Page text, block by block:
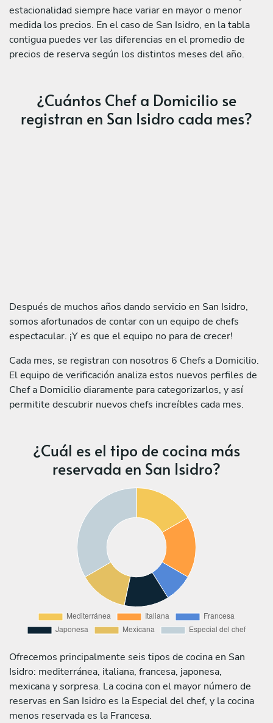
estacionalidad siempre hace variar en mayor o menor
medida los precios. En el caso de San Isidro, en la tabla
contigua puedes ver las diferencias en el promedio de
precios de reserva según los distintos meses del año.
¿Cuántos Chef a Domicilio se
registran en San Isidro cada mes?
Después de muchos años dando servicio en San Isidro,
somos afortunados de contar con un equipo de chefs
espectacular. ¡Y es que el equipo no para de crecer!
Cada mes, se registran con nosotros 6 Chefs a Domicilio.
El equipo de verificación analiza estos nuevos perfiles de
Chef a Domicilio diaramente para categorizarlos, y así
permitite descubrir nuevos chefs increíbles cada mes.
¿Cuál es el tipo de cocina más
reservada en San Isidro?
Ofrecemos principalmente seis tipos de cocina en San
Isidro: mediterránea, italiana, francesa, japonesa,
mexicana y sorpresa. La cocina con el mayor número de
reservas en San Isidro es la Especial del chef, y la cocina
menos reservada es la Francesa.